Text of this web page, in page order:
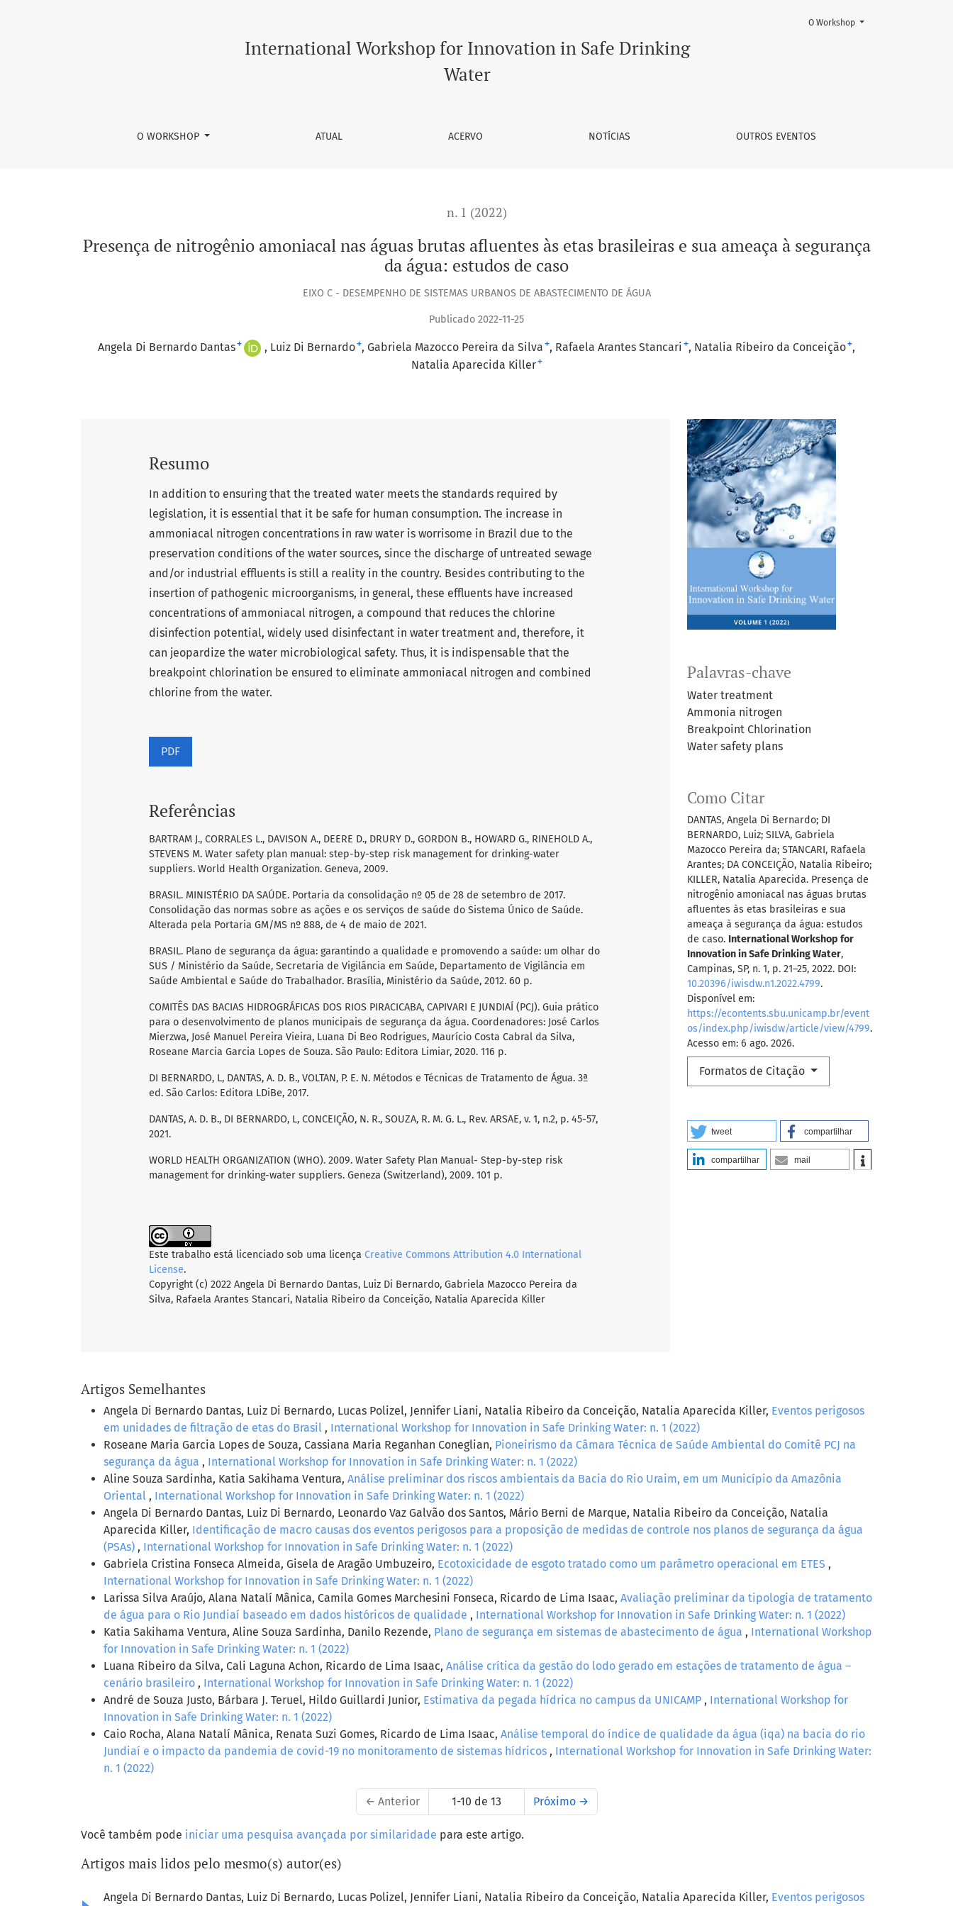
International Workshop for Innovation in Safe Drinking
Water
O WORKSHOP ATUAL ACERVO NOTÍCIAS OUTROS EVENTOS
O Workshop
n. 1 (2022)
Presença de nitrogênio amoniacal nas águas brutas afluentes às etas brasileiras e sua ameaça à segurança
da água: estudos de caso
EIXO C - DESEMPENHO DE SISTEMAS URBANOS DE ABASTECIMENTO DE ÁGUA
Publicado 2022-11-25
Angela Di Bernardo Dantas+ Luiz Di Bernardo+ Gabriela Mazocco Pereira da Silva + Rafaela Arantes Stancari + Natalia Ribeiro da Conceição+
Natalia Aparecida Killer+
Palavras-chave
Water treatment
Ammonia nitrogen
Breakpoint Chlorination
Water safety plans
Como Citar
DANTAS, Angela Di Bernardo; DI
BERNARDO, Luiz; SILVA, Gabriela
Mazocco Pereira da; STANCARI, Rafaela
Arantes; DA CONCEIÇÃO, Natalia Ribeiro;
KILLER, Natalia Aparecida. Presença de
nitrogênio amoniacal nas águas brutas
afluentes às etas brasileiras e sua
ameaça à segurança da água: estudos
de caso. International Workshop for
Innovation in Safe Drinking Water,
Campinas, SP, n. 1, p. 21–25, 2022. DOI:
10.20396/iwisdw.n1.2022.4799.
Disponível em:
https://econtents.sbu.unicamp.br/event
os/index.php/iwisdw/article/view/4799.
Acesso em: 6 ago. 2026.
Formatos de Citação
tweet compartilhar
compartilhar mail
Resumo
In addition to ensuring that the treated water meets the standards required by
legislation, it is essential that it be safe for human consumption. The increase in
ammoniacal nitrogen concentrations in raw water is worrisome in Brazil due to the
preservation conditions of the water sources, since the discharge of untreated sewage
and/or industrial effluents is still a reality in the country. Besides contributing to the
insertion of pathogenic microorganisms, in general, these effluents have increased
concentrations of ammoniacal nitrogen, a compound that reduces the chlorine
disinfection potential, widely used disinfectant in water treatment and, therefore, it
can jeopardize the water microbiological safety. Thus, it is indispensable that the
breakpoint chlorination be ensured to eliminate ammoniacal nitrogen and combined
chlorine from the water.
PDF
Referências
BARTRAM J., CORRALES L., DAVISON A., DEERE D., DRURY D., GORDON B., HOWARD G., RINEHOLD A.,
STEVENS M. Water safety plan manual: step-by-step risk management for drinking-water
suppliers. World Health Organization. Geneva, 2009.
BRASIL. MINISTÉRIO DA SAÚDE. Portaria da consolidação nº 05 de 28 de setembro de 2017.
Consolidação das normas sobre as ações e os serviços de saúde do Sistema Único de Saúde.
Alterada pela Portaria GM/MS nº 888, de 4 de maio de 2021.
BRASIL. Plano de segurança da água: garantindo a qualidade e promovendo a saúde: um olhar do
SUS / Ministério da Saúde, Secretaria de Vigilância em Saúde, Departamento de Vigilância em
Saúde Ambiental e Saúde do Trabalhador. Brasília, Ministério da Saúde, 2012. 60 p.
COMITÊS DAS BACIAS HIDROGRÁFICAS DOS RIOS PIRACICABA, CAPIVARI E JUNDIAÍ (PCJ). Guia prático
para o desenvolvimento de planos municipais de segurança da água. Coordenadores: José Carlos
Mierzwa, José Manuel Pereira Vieira, Luana Di Beo Rodrigues, Maurício Costa Cabral da Silva,
Roseane Marcia Garcia Lopes de Souza. São Paulo: Editora Limiar, 2020. 116 p.
DI BERNARDO, L, DANTAS, A. D. B., VOLTAN, P. E. N. Métodos e Técnicas de Tratamento de Água. 3ª
ed. São Carlos: Editora LDiBe, 2017.
DANTAS, A. D. B., DI BERNARDO, L, CONCEIÇÃO, N. R., SOUZA, R. M. G. L., Rev. ARSAE, v. 1, n.2, p. 45-57,
2021.
WORLD HEALTH ORGANIZATION (WHO). 2009. Water Safety Plan Manual- Step-by-step risk
management for drinking-water suppliers. Geneza (Switzerland), 2009. 101 p.
Este trabalho está licenciado sob uma licença Creative Commons Attribution 4.0 International
License.
Copyright (c) 2022 Angela Di Bernardo Dantas, Luiz Di Bernardo, Gabriela Mazocco Pereira da
Silva, Rafaela Arantes Stancari, Natalia Ribeiro da Conceição, Natalia Aparecida Killer
Artigos Semelhantes
Angela Di Bernardo Dantas, Luiz Di Bernardo, Lucas Polizel, Jennifer Liani, Natalia Ribeiro da Conceição, Natalia Aparecida Killer, Eventos perigosos
em unidades de filtração de etas do Brasil , International Workshop for Innovation in Safe Drinking Water: n. 1 (2022)
Roseane Maria Garcia Lopes de Souza, Cassiana Maria Reganhan Coneglian, Pioneirismo da Câmara Técnica de Saúde Ambiental do Comitê PCJ na
segurança da água , International Workshop for Innovation in Safe Drinking Water: n. 1 (2022)
Aline Souza Sardinha, Katia Sakihama Ventura, Análise preliminar dos riscos ambientais da Bacia do Rio Uraim, em um Município da Amazônia
Oriental , International Workshop for Innovation in Safe Drinking Water: n. 1 (2022)
Angela Di Bernardo Dantas, Luiz Di Bernardo, Leonardo Vaz Galvão dos Santos, Mário Berni de Marque, Natalia Ribeiro da Conceição, Natalia
Aparecida Killer, Identificação de macro causas dos eventos perigosos para a proposição de medidas de controle nos planos de segurança da água
(PSAs) , International Workshop for Innovation in Safe Drinking Water: n. 1 (2022)
Gabriela Cristina Fonseca Almeida, Gisela de Aragão Umbuzeiro, Ecotoxicidade de esgoto tratado como um parâmetro operacional em ETES ,
International Workshop for Innovation in Safe Drinking Water: n. 1 (2022)
Larissa Silva Araújo, Alana Natalí Mânica, Camila Gomes Marchesini Fonseca, Ricardo de Lima Isaac, Avaliação preliminar da tipologia de tratamento
de água para o Rio Jundiaí baseado em dados históricos de qualidade , International Workshop for Innovation in Safe Drinking Water: n. 1 (2022)
Katia Sakihama Ventura, Aline Souza Sardinha, Danilo Rezende, Plano de segurança em sistemas de abastecimento de água , International Workshop
for Innovation in Safe Drinking Water: n. 1 (2022)
Luana Ribeiro da Silva, Cali Laguna Achon, Ricardo de Lima Isaac, Análise crítica da gestão do lodo gerado em estações de tratamento de água –
cenário brasileiro , International Workshop for Innovation in Safe Drinking Water: n. 1 (2022)
André de Souza Justo, Bárbara J. Teruel, Hildo Guillardi Junior, Estimativa da pegada hídrica no campus da UNICAMP , International Workshop for
Innovation in Safe Drinking Water: n. 1 (2022)
Caio Rocha, Alana Natalí Mânica, Renata Suzi Gomes, Ricardo de Lima Isaac, Análise temporal do índice de qualidade da água (iqa) na bacia do rio
Jundiaí e o impacto da pandemia de covid-19 no monitoramento de sistemas hídricos , International Workshop for Innovation in Safe Drinking Water:
n. 1 (2022)
← Anterior 1-10 de 13 Próximo →
Você também pode iniciar uma pesquisa avançada por similaridade para este artigo.
Artigos mais lidos pelo mesmo(s) autor(es)
Angela Di Bernardo Dantas, Luiz Di Bernardo, Lucas Polizel, Jennifer Liani, Natalia Ribeiro da Conceição, Natalia Aparecida Killer, Eventos perigosos